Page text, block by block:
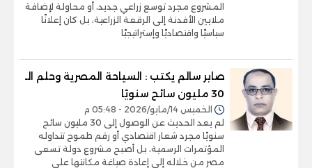
المشروع مجرد توسع زراعي جديد، أو محاولة لإضافة
ملايين الأفدنة إلى الرقعة الزراعية، بل كان إعلانًا
سياسيًا واقتصاديًا وإستراتيجيًا
صابر سالم يكتب : السياحة المصرية وحلم الـ
30 مليون سائح سنويًا
الخميس 14/مايو/2026 - 05:48 م
لم يعد الحديث عن الوصول إلى 30 مليون سائح
سنويًا مجرد شعار اقتصادي أو رقم طموح تتداوله
المؤتمرات الرسمية، بل أصبح مشروع دولة تسعى
مصر من خلاله إلى إعادة صياغة مكانتها على